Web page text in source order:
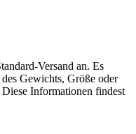
Versand an. Es
Gewichts, Größe oder
Informationen findest